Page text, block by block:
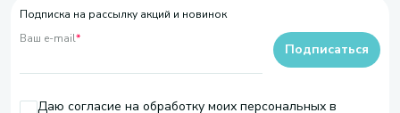
Подписка на рассылку акций и новинок
Ваш e-mail*
Даю согласие на обработку моих персональных в
Подписаться